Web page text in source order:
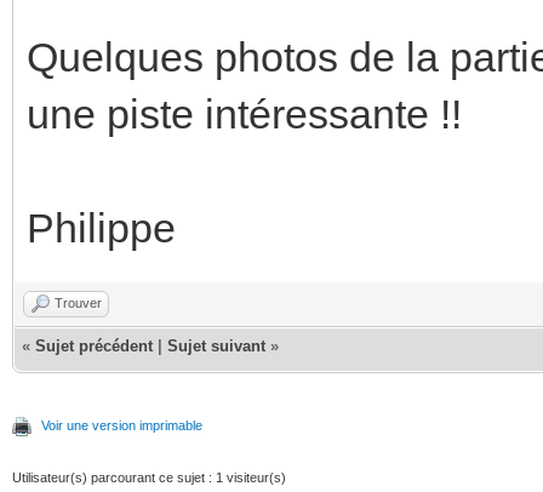
Quelques photos de la
une piste intéressante !!
Philippe
Trouver
« Sujet précédent Sujet suivant »
Voir une version imprimable
Utilisateur(s) parcourant ce sujet : 1 visiteur(s)